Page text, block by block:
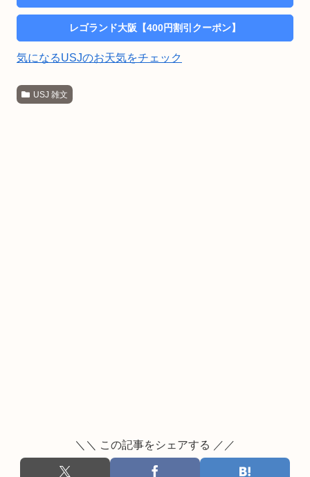
レゴランド大阪【400円割引クーポン】
気になるUSJのお天気をチェック
USJ 雑文
＼＼ この記事をシェアする ／／